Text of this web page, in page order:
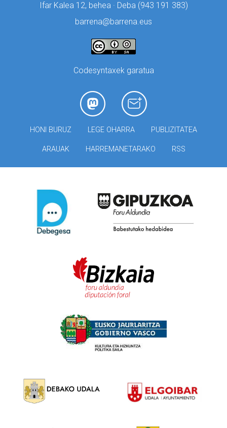
Ifar Kalea 12, behea · Deba (943 191 383)
barrena@barrena.eus
Codesyntaxek garatua
HONI BURUZ LEGE OHARRA PUBLIZITATEA
ARAUAK HARREMANETARAKO RSS